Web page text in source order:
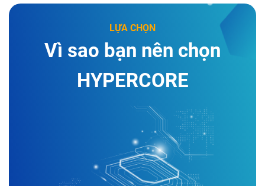
LỰA CHỌN
Vì sao bạn nên chọn
HYPERCORE